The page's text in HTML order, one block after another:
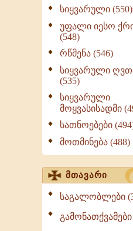
სიყვარული (550)
უფალი იესო
(548)
რწმენა (546)
სიყვარული
(535)
სიყვარული
მოყვასისადმი
სათნოებები
მოთმინება (488)
მთავარი
საგალობლები
გამონათქვამები